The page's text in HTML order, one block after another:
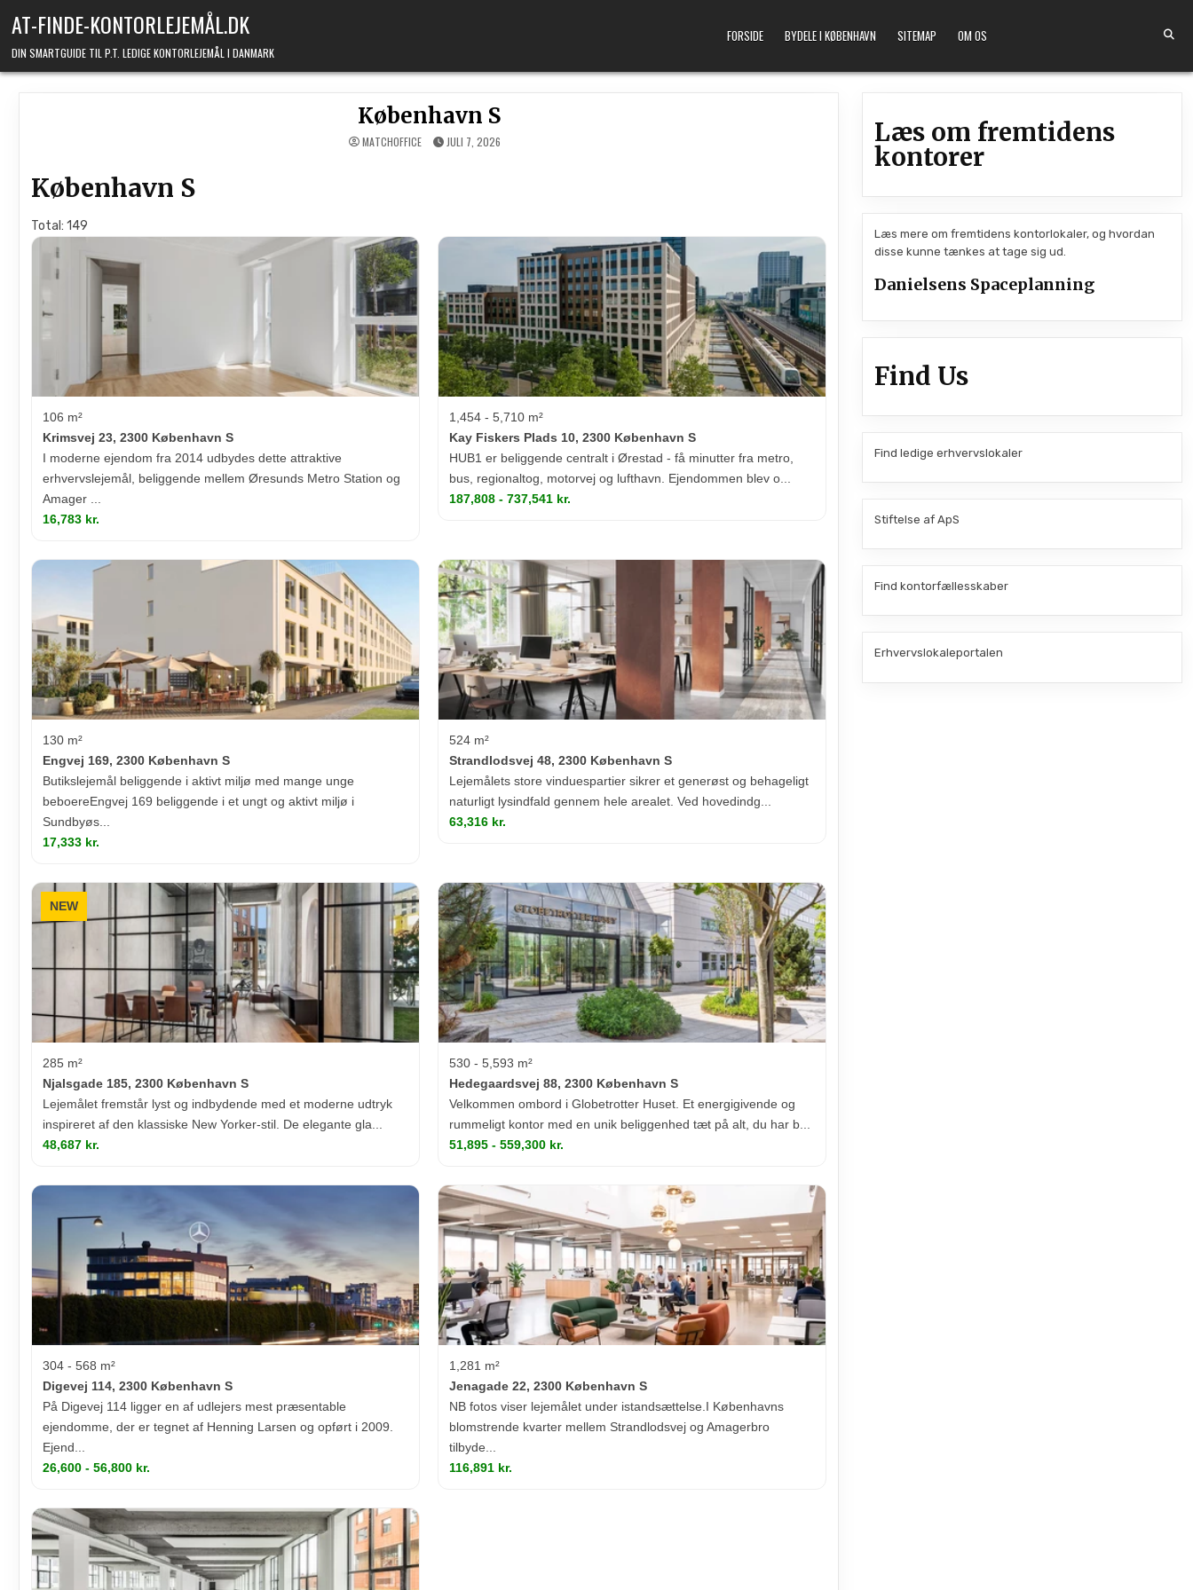
AT-FINDE-KONTORLEJEMÅL.DK
DIN SMARTGUIDE TIL P.T. LEDIGE KONTORLEJEMÅL I DANMARK
FORSIDE BYDELE I KØBENHAVN SITEMAP OM OS
København S
MATCHOFFICE JULI 7, 2026
København S
Total: 149
106 m²
Krimsvej 23, 2300 København S
I moderne ejendom fra 2014 udbydes dette attraktive
erhvervslejemål, beliggende mellem Øresunds Metro Station og
Amager ...
16,783 kr.
1,454 - 5,710 m²
Kay Fiskers Plads 10, 2300 København S
HUB1 er beliggende centralt i Ørestad - få minutter fra metro,
bus, regionaltog, motorvej og lufthavn. Ejendommen blev o...
187,808 - 737,541 kr.
130 m²
Engvej 169, 2300 København S
Butikslejemål beliggende i aktivt miljø med mange unge
beboereEngvej 169 beliggende i et ungt og aktivt miljø i
Sundbyøs...
17,333 kr.
524 m²
Strandlodsvej 48, 2300 København S
Lejemålets store vinduespartier sikrer et generøst og behageligt
naturligt lysindfald gennem hele arealet. Ved hovedindg...
63,316 kr.
NEW
285 m²
Njalsgade 185, 2300 København S
Lejemålet fremstår lyst og indbydende med et moderne udtryk
inspireret af den klassiske New Yorker-stil. De elegante gla...
48,687 kr.
530 - 5,593 m²
Hedegaardsvej 88, 2300 København S
Velkommen ombord i Globetrotter Huset. Et energigivende og
rummeligt kontor med en unik beliggenhed tæt på alt, du har b...
51,895 - 559,300 kr.
304 - 568 m²
Digevej 114, 2300 København S
På Digevej 114 ligger en af udlejers mest præsentable
ejendomme, der er tegnet af Henning Larsen og opført i 2009.
Ejend...
26,600 - 56,800 kr.
1,281 m²
Jenagade 22, 2300 København S
NB fotos viser lejemålet under istandsættelse.I Københavns
blomstrende kvarter mellem Strandlodsvej og Amagerbro
tilbyde...
116,891 kr.
Læs om fremtidens
kontorer
Læs mere om fremtidens kontorlokaler, og hvordan
disse kunne tænkes at tage sig ud.
Danielsens Spaceplanning
Find Us
Find ledige erhvervslokaler
Stiftelse af ApS
Find kontorfællesskaber
Erhvervslokaleportalen